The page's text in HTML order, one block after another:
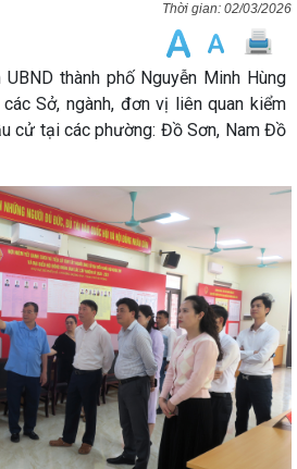
02/03/2026
thành phố Nguyễn Minh Hùng
Sở, ngành, đơn vị liên quan kiểm
cử tại các phường: Đồ Sơn, Nam Đồ